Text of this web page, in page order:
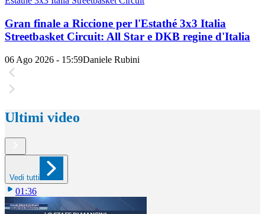
Gran finale a Riccione per l'Estathé 3x3 Italia
Streetbasket Circuit: All Star e DKB regine d'Italia
06 Ago 2026 - 15:59Daniele Rubini
Ultimi video
Vedi tutti
01:36